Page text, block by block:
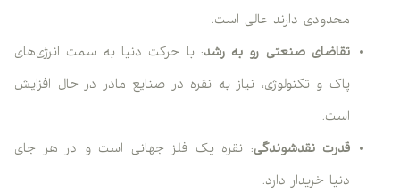
محدودی دارند عالی است.
تقاضای صنعتی رو به رشد: با حرکت دنیا به سمت انرژی‌های
پاک و تکنولوژی، نیاز به نقره در صنایع مادر در حال افزایش
است.
قدرت نقدشوندگی: نقره یک فلز جهانی است و در هر جای
دنیا خریدار دارد.